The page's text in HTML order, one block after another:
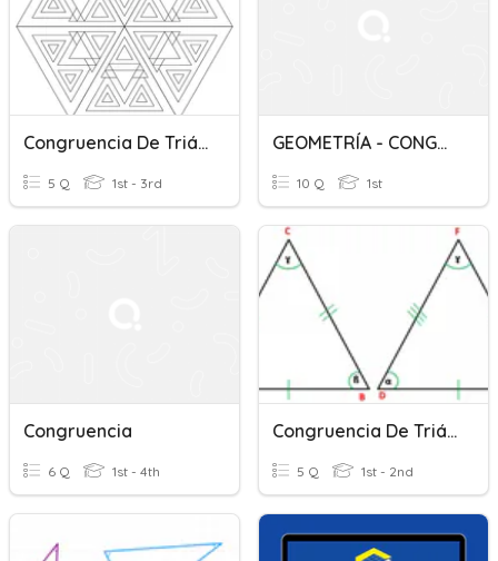
Congruencia De Triángulos
5 Q 1st - 3rd
GEOMETRÍA - CONGRUENCIA
10 Q 1st
Congruencia
6 Q 1st - 4th
Congruencia De Triángulos
5 Q 1st - 2nd